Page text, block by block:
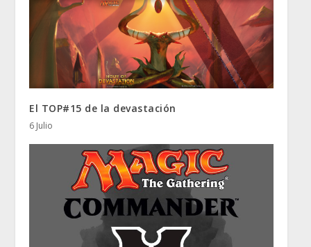
El TOP#15 de la devastación
6 Julio